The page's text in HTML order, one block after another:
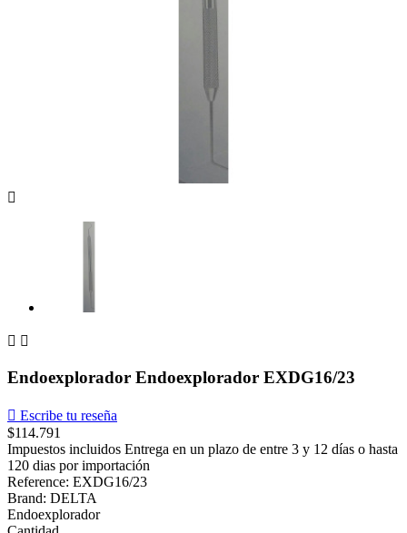

 
Endoexplorador Endoexplorador EXDG16/23
 Escribe tu reseña
$114.791
Impuestos incluidos Entrega en un plazo de entre 3 y 12 días o hasta
120 dias por importación
Reference: EXDG16/23
Brand: DELTA
Endoexplorador